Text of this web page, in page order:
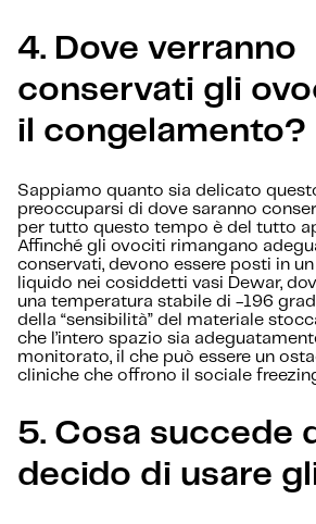
4. Dove verranno
conservati gli
il congelamento?
Sappiamo quanto sia delicato
preoccuparsi di dove saranno
per tutto questo tempo è del tutto
Affinché gli ovociti rimangano
conservati, devono essere posti in
liquido nei cosiddetti vasi Dewar,
una temperatura stabile di -196
della “sensibilità” del materiale
che l’intero spazio sia
monitorato, il che può essere un
cliniche che offrono il sociale
5. Cosa succede
decido di usare